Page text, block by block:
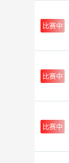
比赛中
比赛中
比赛中